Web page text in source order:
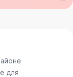
для